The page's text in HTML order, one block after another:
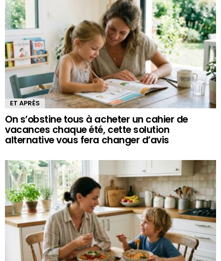
ET APRÈS
On s’obstine tous à acheter un cahier de
vacances chaque été, cette solution
alternative vous fera changer d’avis